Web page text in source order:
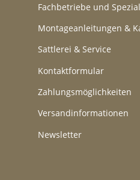
Fachbetriebe und
Montageanleitungen &
Sattlerei & Service
Kontaktformular
Zahlungsmöglichkeiten
Versandinformationen
Newsletter